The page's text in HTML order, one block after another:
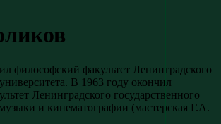
философский факультет Ленинградского
В 1963 году окончил
Ленинградского государственного
и кинематографии (мастерская Г.А.